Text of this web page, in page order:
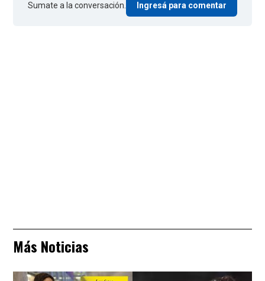
Sumate a la conversación. Ingresá para comentar
Más Noticias